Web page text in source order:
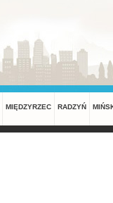
MIĘDZYRZEC RADZYŃ